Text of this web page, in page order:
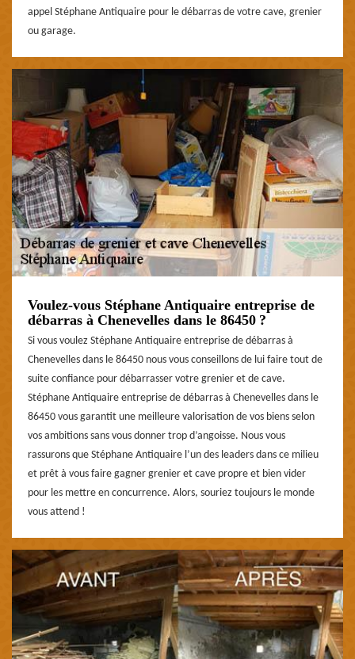
appel Stéphane Antiquaire pour le débarras de votre cave, grenier
ou garage.
Voulez-vous Stéphane Antiquaire entreprise de
débarras à Chenevelles dans le 86450 ?
Si vous voulez Stéphane Antiquaire entreprise de débarras à
Chenevelles dans le 86450 nous vous conseillons de lui faire tout de
suite confiance pour débarrasser votre grenier et de cave.
Stéphane Antiquaire entreprise de débarras à Chenevelles dans le
86450 vous garantit une meilleure valorisation de vos biens selon
vos ambitions sans vous donner trop d’angoisse. Nous vous
rassurons que Stéphane Antiquaire l’un des leaders dans ce milieu
et prêt à vous faire gagner grenier et cave propre et bien vider
pour les mettre en concurrence. Alors, souriez toujours le monde
vous attend !